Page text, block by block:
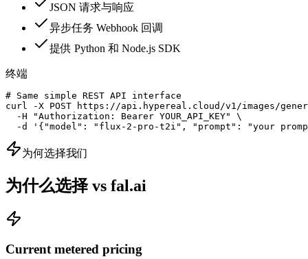
JSON 请求与响应
异步任务 Webhook 回调
提供 Python 和 Node.js SDK
终端
# Same simple REST API interface
curl -X POST https://api.hypereal.cloud/v1/images/
  -H "Authorization: Bearer YOUR_API_KEY" \
-d '{"model": "flux-2-pro-t2i", "prompt": "your
为何选择我们
为什么选择 vs fal.ai
Current metered pricing